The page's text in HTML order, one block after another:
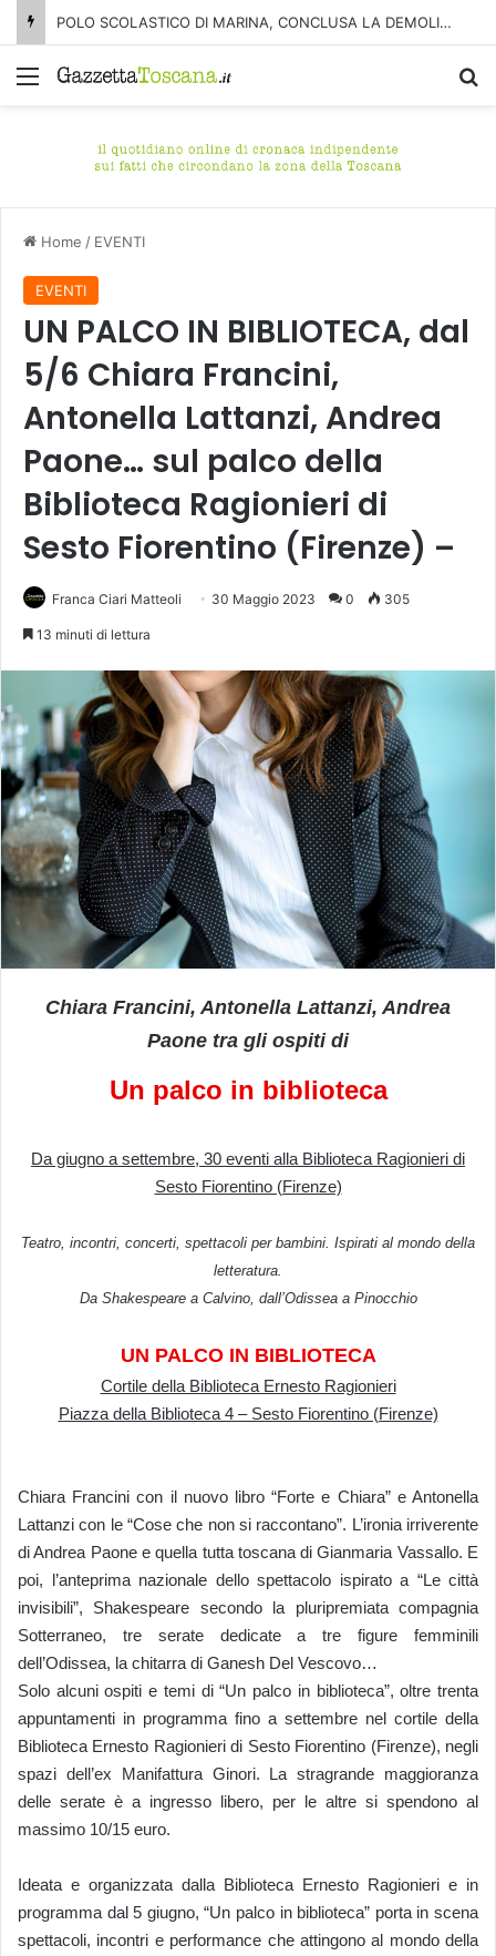
TORNA “UN MARE DI MUSICA”, FRA POP E MELODIE DAL GRANDE SCHERMO
Menu
Home / EVENTI
EVENTI
UN PALCO IN BIBLIOTECA, dal
5/6 Chiara Francini,
Antonella Lattanzi, Andrea
Paone… sul palco della
Biblioteca Ragionieri di
Sesto Fiorentino (Firenze) –
Franca Ciari Matteoli 30 Maggio 2023 0 305
13 minuti di lettura
Chiara Francini, Antonella Lattanzi, Andrea
Paone tra gli ospiti di
Un palco in biblioteca
Da giugno a settembre, 30 eventi alla Biblioteca Ragionieri di
Sesto Fiorentino (Firenze)
Teatro, incontri, concerti, spettacoli per bambini. Ispirati al mondo della
letteratura.
Da Shakespeare a Calvino, dall’Odissea a Pinocchio
UN PALCO IN BIBLIOTECA
Cortile della Biblioteca Ernesto Ragionieri
Piazza della Biblioteca 4 – Sesto Fiorentino (Firenze)
Chiara Francini con il nuovo libro “Forte e Chiara” e Antonella
Lattanzi con le “Cose che non si raccontano”. L’ironia irriverente
di Andrea Paone e quella tutta toscana di Gianmaria Vassallo. E
poi, l’anteprima nazionale dello spettacolo ispirato a “Le città
invisibili”, Shakespeare secondo la pluripremiata compagnia
Sotterraneo, tre serate dedicate a tre figure femminili
dell’Odissea, la chitarra di Ganesh Del Vescovo…
Solo alcuni ospiti e temi di “Un palco in biblioteca”, oltre trenta
appuntamenti in programma fino a settembre nel cortile della
Biblioteca Ernesto Ragionieri di Sesto Fiorentino (Firenze), negli
spazi dell’ex Manifattura Ginori. La stragrande maggioranza
delle serate è a ingresso libero, per le altre si spendono al
massimo 10/15 euro.
Ideata e organizzata dalla Biblioteca Ernesto Ragionieri e in
programma dal 5 giugno, “Un palco in biblioteca” porta in scena
spettacoli, incontri e performance che attingono al mondo della